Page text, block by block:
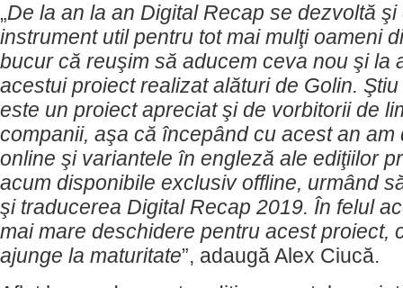
„De la an la an Digital Recap se dezvoltă
instrument util pentru tot mai mulţi oameni
bucur că reuşim să aducem ceva nou şi la
acestui proiect realizat alături de Golin.
este un proiect apreciat şi de vorbitorii de
companii, aşa că începând cu acest an am
online şi variantele în engleză ale ediţiilor
acum disponibile exclusiv offline, urmând
şi traducerea Digital Recap 2019. În felul
mai mare deschidere pentru acest proiect,
ajunge la maturitate”, adaugă Alex Ciucă.